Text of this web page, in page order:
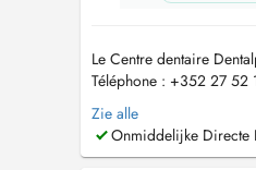
Le Centre dentaire
Téléphone : +352 27 52
Avec ou sans rendez-
des urgences dentaires
Houffalize, L-1737
Zie alle
Onmiddelijke Directe